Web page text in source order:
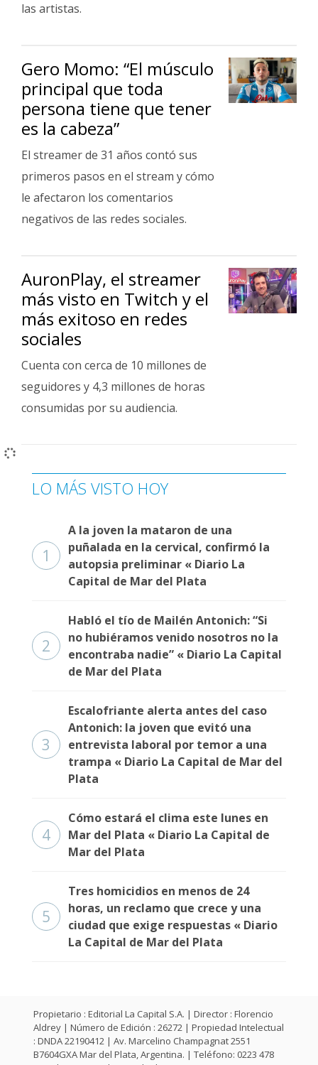
las artistas.
Gero Momo: “El músculo
principal que toda
persona tiene que tener
es la cabeza”
El streamer de 31 años contó sus
primeros pasos en el stream y cómo
le afectaron los comentarios
negativos de las redes sociales.
AuronPlay, el streamer
más visto en Twitch y el
más exitoso en redes
sociales
Cuenta con cerca de 10 millones de
seguidores y 4,3 millones de horas
consumidas por su audiencia.
LO MÁS VISTO HOY
1
A la joven la mataron de una
puñalada en la cervical, confirmó la
autopsia preliminar « Diario La
Capital de Mar del Plata
2
Habló el tío de Mailén Antonich: “Si
no hubiéramos venido nosotros no la
encontraba nadie” « Diario La Capital
de Mar del Plata
3
Escalofriante alerta antes del caso
Antonich: la joven que evitó una
entrevista laboral por temor a una
trampa « Diario La Capital de Mar del
Plata
4
Cómo estará el clima este lunes en
Mar del Plata « Diario La Capital de
Mar del Plata
5
Tres homicidios en menos de 24
horas, un reclamo que crece y una
ciudad que exige respuestas « Diario
La Capital de Mar del Plata
Propietario : Editorial La Capital S.A. | Director : Florencio
Aldrey | Número de Edición : 26272 | Propiedad Intelectual
: DNDA 22190412 | Av. Marcelino Champagnat 2551
B7604GXA Mar del Plata, Argentina. | Teléfono: 0223 478